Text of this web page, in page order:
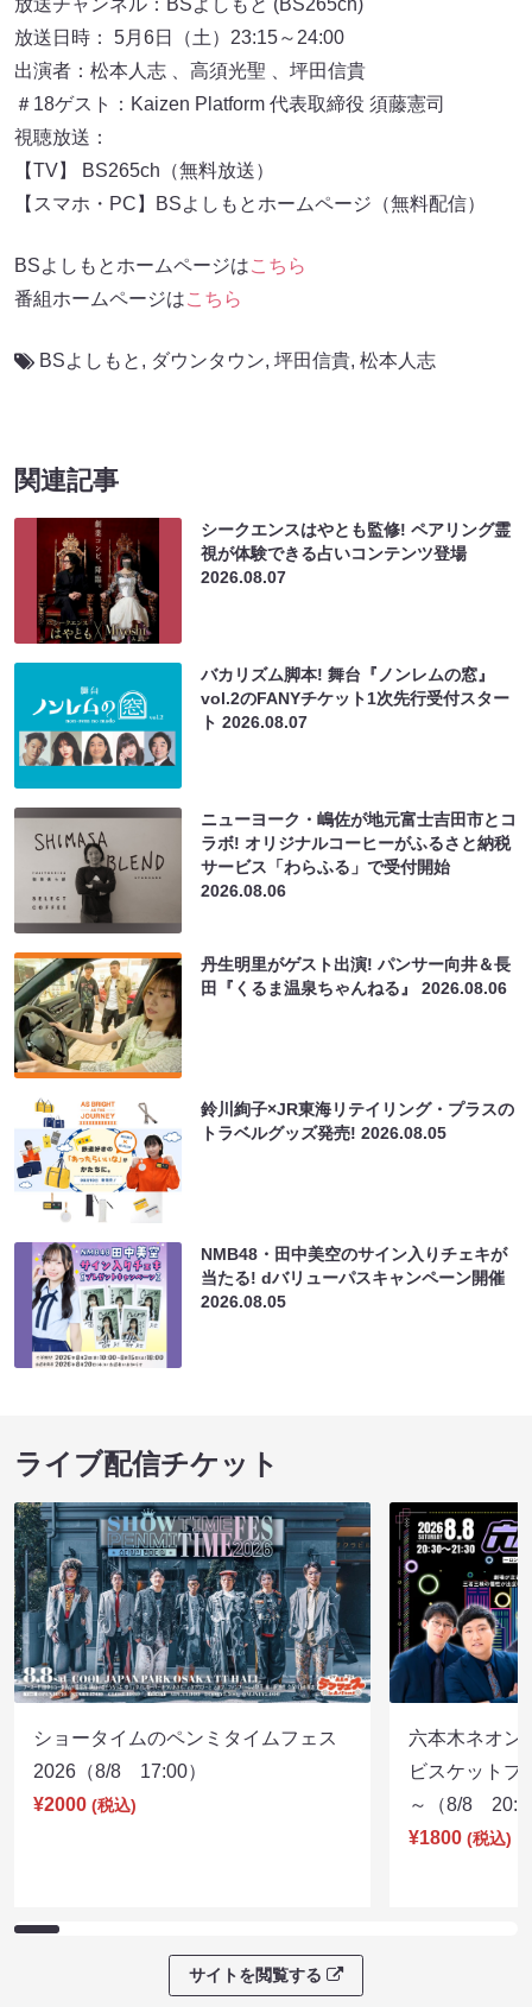
放送チャンネル：BSよしもと (BS265ch)
放送日時： 5月6日（土）23:15～24:00
出演者：松本人志 、高須光聖 、坪田信貴
＃18ゲスト：Kaizen Platform 代表取締役 須藤憲司
視聴放送：
【TV】 BS265ch（無料放送）
【スマホ・PC】BSよしもとホームページ（無料配信）
BSよしもとホームページはこちら
番組ホームページはこちら
BSよしもと , ダウンタウン, 坪田信貴, 松本人志
関連記事
シークエンスはやとも監修! ペアリング霊
視が体験できる占いコンテンツ登場
2026.08.07
バカリズム脚本! 舞台『ノンレムの窓』
vol.2のFANYチケット1次先行受付スター
ト2026.08.07
ニューヨーク・嶋佐が地元富士吉田市とコ
ラボ! オリジナルコーヒーがふるさと納税
サービス「わらふる」で受付開始
2026.08.06
丹生明里がゲスト出演! パンサー向井＆長
田『くるま温泉ちゃんねる』2026.08.06
鈴川絢子×JR東海リテイリング・プラスの
トラベルグッズ発売!2026.08.05
NMB48・田中美空のサイン入りチェキが
当たる! dバリューパスキャンペーン開催
2026.08.05
ライブ配信チケット
ショータイムのペンミタイムフェス
2026（8/8 17:00）
¥2000 (税込)
六本木ネオン
ビスケットブ
～（8/8
¥1800 (税込)
サイトを閲覧する